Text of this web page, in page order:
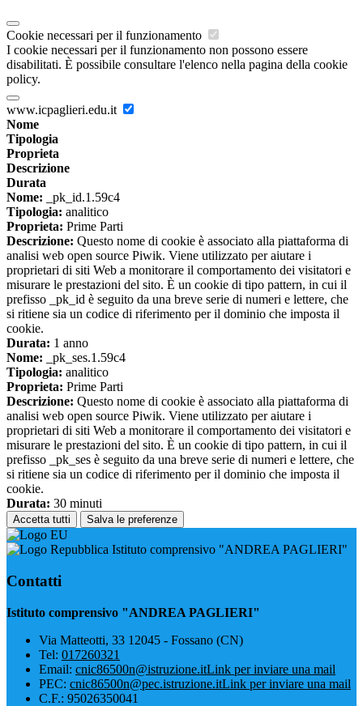
Cookie necessari per il funzionamento
I cookie necessari per il funzionamento non possono essere
disabilitati. È possibile consultare l'elenco nella pagina della cookie
policy.
www.icpaglieri.edu.it
Nome
Tipologia
Proprieta
Descrizione
Durata
Nome: _pk_id.1.59c4
Tipologia: analitico
Proprieta: Prime Parti
Descrizione: Questo nome di cookie è associato alla piattaforma di
analisi web open source Piwik. Viene utilizzato per aiutare i
proprietari di siti Web a monitorare il comportamento dei visitatori e
misurare le prestazioni del sito. È un cookie di tipo pattern, in cui il
prefisso _pk_id è seguito da una breve serie di numeri e lettere, che
si ritiene sia un codice di riferimento per il dominio che imposta il
cookie.
Durata: 1 anno
Nome: _pk_ses.1.59c4
Tipologia: analitico
Proprieta: Prime Parti
Descrizione: Questo nome di cookie è associato alla piattaforma di
analisi web open source Piwik. Viene utilizzato per aiutare i
proprietari di siti Web a monitorare il comportamento dei visitatori e
misurare le prestazioni del sito. È un cookie di tipo pattern, in cui il
prefisso _pk_ses è seguito da una breve serie di numeri e lettere, che
si ritiene sia un codice di riferimento per il dominio che imposta il
cookie.
Durata: 30 minuti
Accetta tutti Salva le preferenze
Istituto comprensivo "ANDREA PAGLIERI"
Contatti
Istituto comprensivo "ANDREA PAGLIERI"
Via Matteotti, 33 12045 - Fossano (CN)
Tel: 017260321
Email: cnic86500n@istruzione.itLink per inviare una mail
PEC: cnic86500n@pec.istruzione.itLink per inviare una mail
C.F.: 95026350041